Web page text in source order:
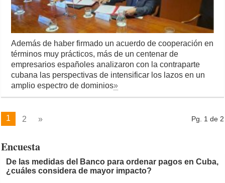
Además de haber firmado un acuerdo de cooperación en
términos muy prácticos, más de un centenar de
empresarios españoles analizaron con la contraparte
cubana las perspectivas de intensificar los lazos en un
amplio espectro de dominios»
Pg. 1 de 2
1 2 »
Encuesta
De las medidas del Banco para ordenar pagos en Cuba,
¿cuáles considera de mayor impacto?